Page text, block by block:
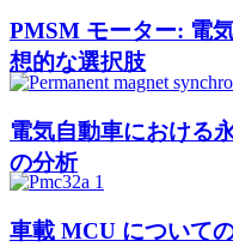
PMSM モーター: 電
想的な選択肢
電気自動車における
の分析
車載 MCU について